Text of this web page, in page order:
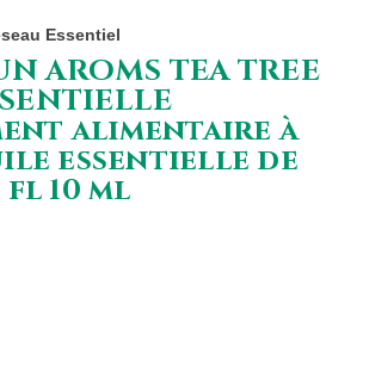
Essentiel
AROMS TEA TREE
alimentaire à
essentielle de
10 ml